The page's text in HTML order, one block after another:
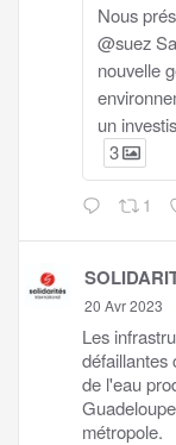
Nous
@suez
nouvelle
un
3
1
20 Avr 2023
Les
défaillantes
de l'eau
métropole.